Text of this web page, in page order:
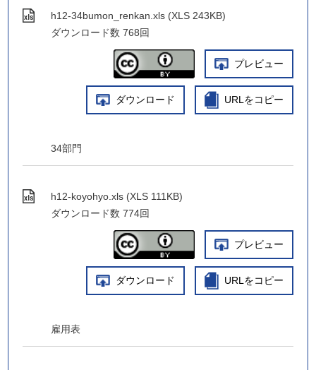
h12-34bumon_renkan.xls (XLS 243KB)
ダウンロード数 768回
プレビュー
ダウンロード URLをコピー
34部門
h12-koyohyo.xls (XLS 111KB)
ダウンロード数 774回
プレビュー
ダウンロード URLをコピー
雇用表